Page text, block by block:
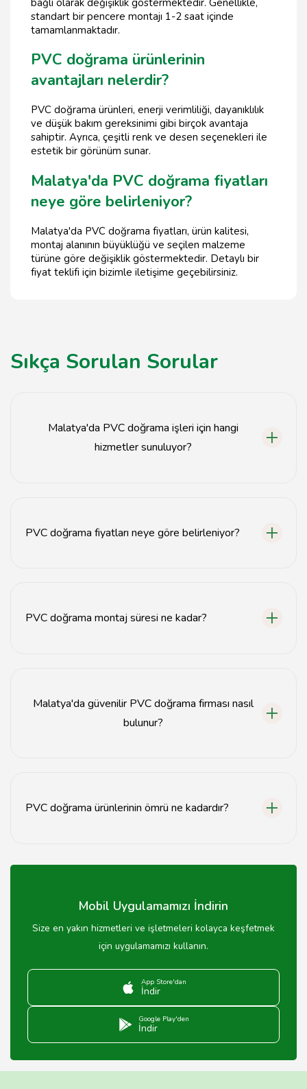
standart bir pencere montajı 1-2 saat içinde
tamamlanmaktadır.
PVC doğrama ürünlerinin
avantajları nelerdir?
PVC doğrama ürünleri, enerji verimliliği, dayanıklılık
ve düşük bakım gereksinimi gibi birçok avantaja
sahiptir. Ayrıca, çeşitli renk ve desen seçenekleri ile
estetik bir görünüm sunar.
Malatya'da PVC doğrama fiyatları
neye göre belirleniyor?
Malatya'da PVC doğrama fiyatları, ürün kalitesi,
montaj alanının büyüklüğü ve seçilen malzeme
türüne göre değişiklik göstermektedir. Detaylı bir
fiyat teklifi için bizimle iletişime geçebilirsiniz.
Sıkça Sorulan Sorular
Malatya'da PVC doğrama işleri için hangi
hizmetler sunuluyor?
PVC doğrama fiyatları neye göre belirleniyor?
PVC doğrama montaj süresi ne kadar?
Malatya'da güvenilir PVC doğrama firması nasıl
bulunur?
PVC doğrama ürünlerinin ömrü ne kadardır?
yıl arasında bir ömre sahiptir.
Mobil Uygulamamızı İndirin
Size en yakın hizmetleri ve işletmeleri kolayca keşfetmek
için uygulamamızı kullanın.
App Store'dan
İndir
Google Play'den
İndir